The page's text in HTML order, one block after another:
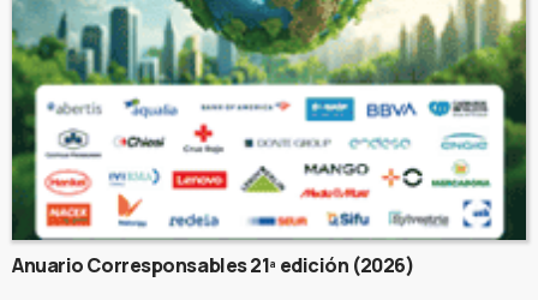
Anuario Corresponsables 21ª edición (2026)